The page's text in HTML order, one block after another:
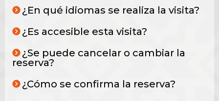
¿En qué idiomas se realiza la visita?
¿Es accesible esta visita?
¿Se puede cancelar o cambiar la
reserva?
¿Cómo se confirma la reserva?